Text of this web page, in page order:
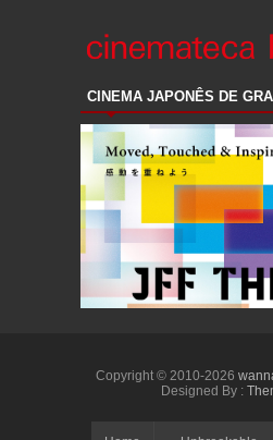
CINEMA JAPONÊS DE
Copyright © 2010-2026
Designed By :